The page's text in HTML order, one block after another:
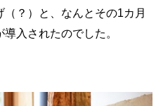
？）と、なんとその1カ月
入されたのでした。